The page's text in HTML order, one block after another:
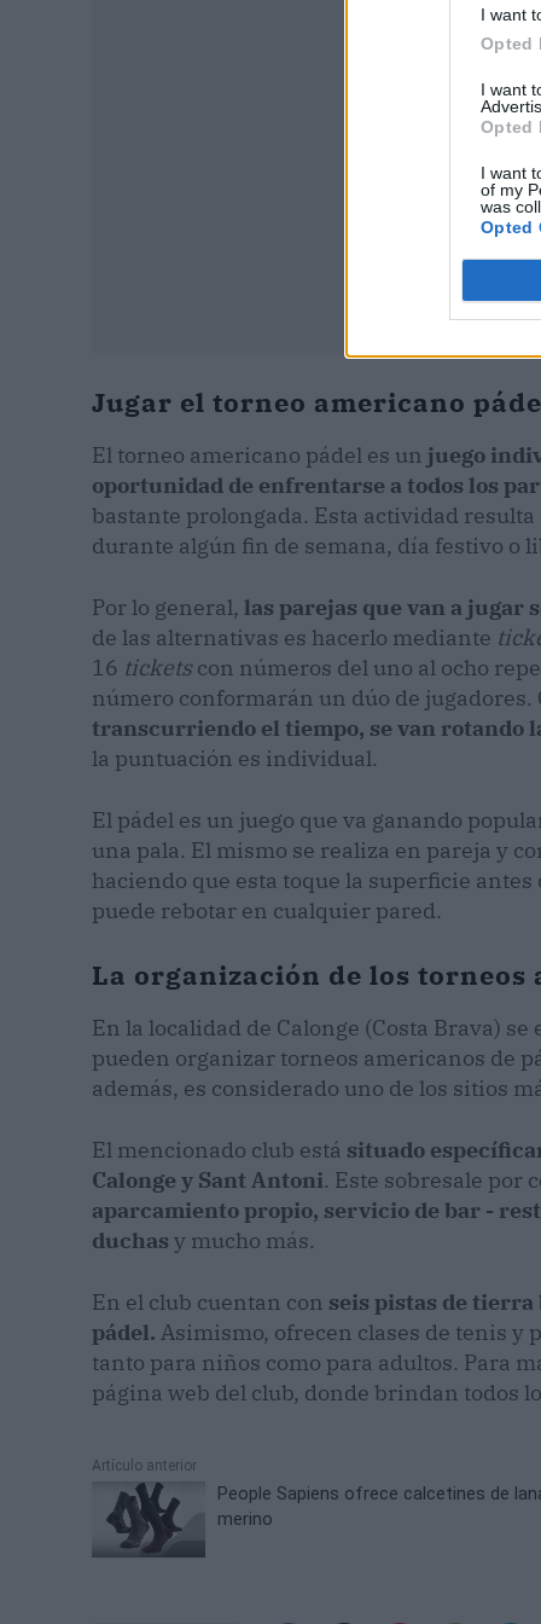
I want
Opted
I want
Opted
I want
of my
was
Opted
Jugar el torneo americano
El torneo americano pádel es un juego
oportunidad de enfrentarse a todos los
bastante prolongada. Esta actividad
durante algún fin de semana, día festivo o
Por lo general, las parejas que van a jugar
de las alternativas es hacerlo mediante
16 ticketscon números del uno al ocho
número conformarán un dúo de jugadores.
transcurriendo el tiempo, se van rotando
la puntuación es individual.
El pádel es un juego que va ganando
una pala. El mismo se realiza en pareja y
haciendo que esta toque la superficie
puede rebotar en cualquier pared.
La organización de los torneos
En la localidad de Calonge (Costa Brava)
pueden organizar torneos americanos de
además, es considerado uno de los sitios
El mencionado club está situado
Calonge y Sant Antoni. Este sobresale por
aparcamiento propio, servicio de bar -
duchas y mucho más.
En el club cuentan con seis pistas de tierra
pádel. Asimismo, ofrecen clases de tenis y
tanto para niños como para adultos. Para
página web del club, donde brindan todos
Artículo anterior
People Sapiens ofrece calcetines de
merino